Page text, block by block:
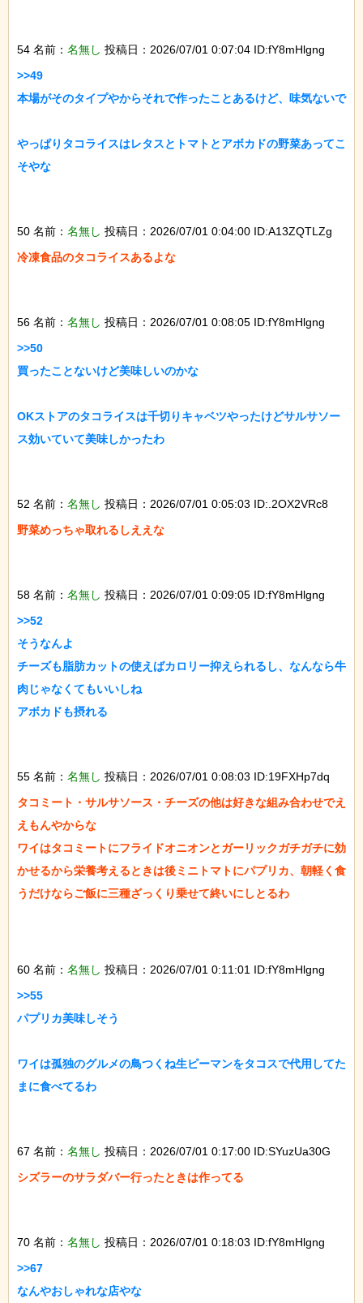
54 名前： 名無し 投稿日：2026/07/01 0:07:04 ID:fY8mHlgng
>>49
本場がそのタイプやからそれで作ったことあるけど、味気ないで
やっぱりタコライスはレタスとトマトとアボカドの野菜あってこ
そやな
50 名前： 名無し 投稿日：2026/07/01 0:04:00 ID:A13ZQTLZg
冷凍食品のタコライスあるよな
56 名前： 名無し 投稿日：2026/07/01 0:08:05 ID:fY8mHlgng
>>50
買ったことないけど美味しいのかな
OKストアのタコライスは千切りキャベツやったけどサルサソー
ス効いていて美味しかったわ
52 名前： 名無し 投稿日：2026/07/01 0:05:03 ID:.2OX2VRc8
野菜めっちゃ取れるしええな
58 名前： 名無し 投稿日：2026/07/01 0:09:05 ID:fY8mHlgng
>>52
そうなんよ
チーズも脂肪カットの使えばカロリー抑えられるし、なんなら牛
肉じゃなくてもいいしね
アボカドも摂れる
55 名前： 名無し 投稿日：2026/07/01 0:08:03 ID:19FXHp7dq
タコミート・サルサソース・チーズの他は好きな組み合わせでえ
えもんやからな
ワイはタコミートにフライドオニオンとガーリックガチガチに効
かせるから栄養考えるときは後ミニトマトにパプリカ、朝軽く食
うだけならご飯に三種ざっくり乗せて終いにしとるわ
60 名前： 名無し 投稿日：2026/07/01 0:11:01 ID:fY8mHlgng
>>55
パプリカ美味しそう
ワイは孤独のグルメの鳥つくね生ピーマンをタコスで代用してた
まに食べてるわ
67 名前： 名無し 投稿日：2026/07/01 0:17:00 ID:SYuzUa30G
シズラーのサラダバー行ったときは作ってる
70 名前： 名無し 投稿日：2026/07/01 0:18:03 ID:fY8mHlgng
>>67
なんやおしゃれな店やな